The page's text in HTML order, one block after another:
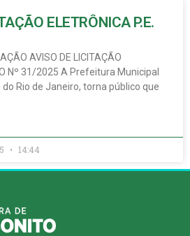
ELETRÔNICA P.E.
AVISO DE LICITAÇÃO
Nº 31/2025 A Prefeitura Municipal
do Rio de Janeiro, torna público que
14:44